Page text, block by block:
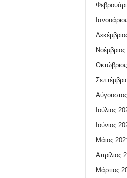
Νοέμβριος
Ιούλιος
Ιούνιος
Μάιος
Απρίλιος
Μάρτιος